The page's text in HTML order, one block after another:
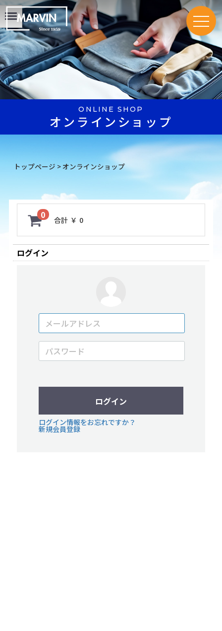
ONLINE SHOP
オンラインショップ
トップページ > オンラインショップ
0 合計 ￥ 0
Menu
ログイン
ログイン
ログイン情報をお忘れですか？
新規会員登録